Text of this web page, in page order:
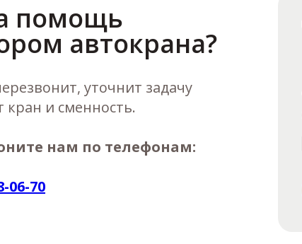
помощь
автокрана?
уточнит задачу
кран и сменность.
нам по телефонам:
06-70